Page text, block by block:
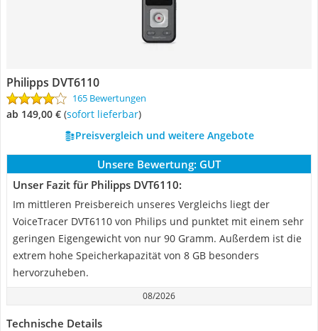
Philipps DVT6110
165 Bewertungen
ab 149,00 € ( Sofort lieferbar)
Preisvergleich und weitere Angebote
Unsere Bewertung: GUT
Unser Fazit für Philipps DVT6110:
Im mittleren Preisbereich unseres Vergleichs liegt der
VoiceTracer DVT6110 von Philips und punktet mit einem sehr
geringen Eigengewicht von nur 90 Gramm. Außerdem ist die
extrem hohe Speicherkapazität von 8 GB besonders
hervorzuheben.
08/2026
Technische Details